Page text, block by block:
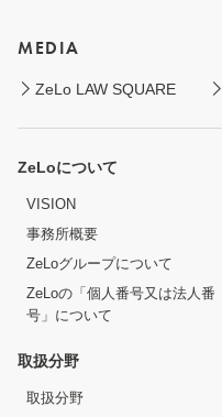
MEDIA
ZeLo LAW SQUARE
ZeLoについて
VISION
事務所概要
ZeLoグループについて
ZeLoの「個人番号又は法人番
号」について
取扱分野
取扱分野